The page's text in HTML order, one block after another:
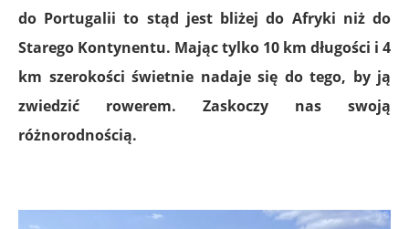
do Portugalii to stąd jest bliżej do Afryki niż do
Starego Kontynentu. Mając tylko 10 km długości i 4
km szerokości świetnie nadaje się do tego, by ją
zwiedzić rowerem. Zaskoczy nas swoją
różnorodnością.